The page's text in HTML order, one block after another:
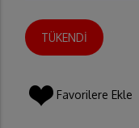
TÜKENDİ
Favorilere Ekle